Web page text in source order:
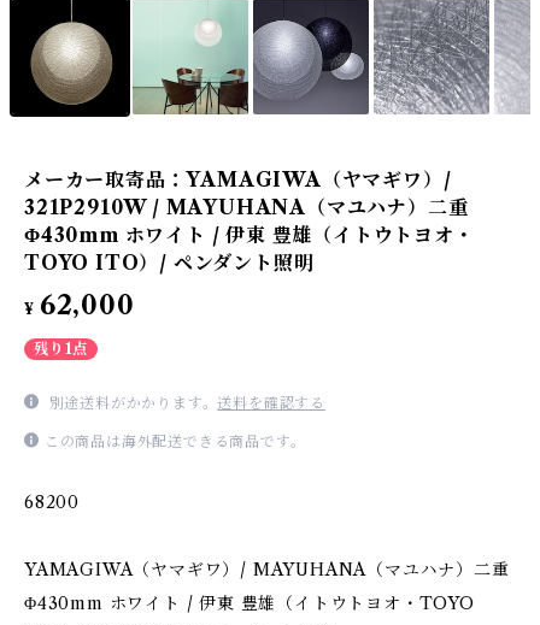
メーカー取寄品：YAMAGIWA（ヤマギワ）/
321P2910W / MAYUHANA（マユハナ）二重
Φ430mm ホワイト / 伊東 豊雄（イトウトヨオ・
TOYO ITO）/ ペンダント照明
¥ 62,000
残り1点
別途送料がかかります。送料を確認する
この商品は海外配送できる商品です。
68200
YAMAGIWA（ヤマギワ）/ MAYUHANA（マユハナ）二重
Φ430mm ホワイト / 伊東 豊雄（イトウトヨオ・TOYO